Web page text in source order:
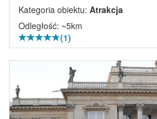
Kategoria obiektu: Atrakcja
Odległość: ~5km
(1)